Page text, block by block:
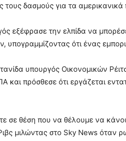
τους δασμούς για τα
εξέφρασε την ελπίδα να
ότι ένας
υπουργός Οικονομικών
και πρόσθεσε ότι εργάζεται
σε θέση που να θέλουμε να
μιλώντας στο Sky News όταν